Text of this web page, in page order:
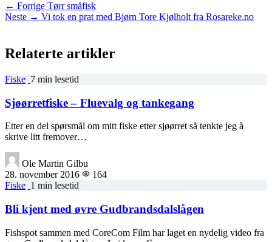
← Forrige Tørr småfisk
Neste → Vi tok en prat med Bjørn Tore Kjølholt fra Rosareke.no
Relaterte artikler
Fiske 7 min lesetid
Sjøørretfiske – Fluevalg og tankegang
Etter en del spørsmål om mitt fiske etter sjøørret så tenkte jeg å
skrive litt fremover…
Ole Martin Gilbu
28. november 2016
164
Fiske 1 min lesetid
Bli kjent med øvre Gudbrandsdalslågen
Fishspot sammen med CoreCom Film har laget en nydelig video fra